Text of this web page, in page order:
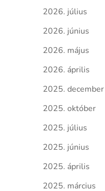
2026. július
2026. június
2026. május
2026. április
2025. december
2025. október
2025. július
2025. június
2025. április
2025. március